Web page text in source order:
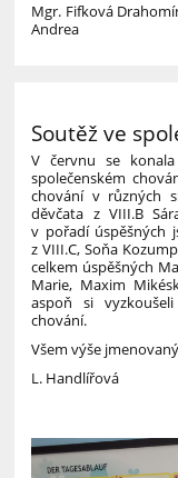
Mgr. Fifková
Andrea
Soutěž ve
V červnu se
společenském
chování v různých
děvčata z VIII.B
v pořadí úspěšných
z VIII.C, Soňa
celkem úspěšných
Marie, Maxim
aspoň si
chování.
Všem výše
L. Handlířová